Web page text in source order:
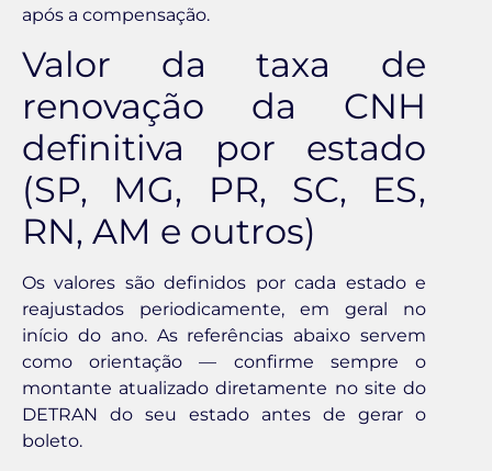
após a compensação.
Valor da taxa de
renovação da CNH
definitiva por estado
(SP, MG, PR, SC, ES,
RN, AM e outros)
Os valores são definidos por cada estado e
reajustados periodicamente, em geral no
início do ano. As referências abaixo servem
como orientação — confirme sempre o
montante atualizado diretamente no site do
DETRAN do seu estado antes de gerar o
boleto.